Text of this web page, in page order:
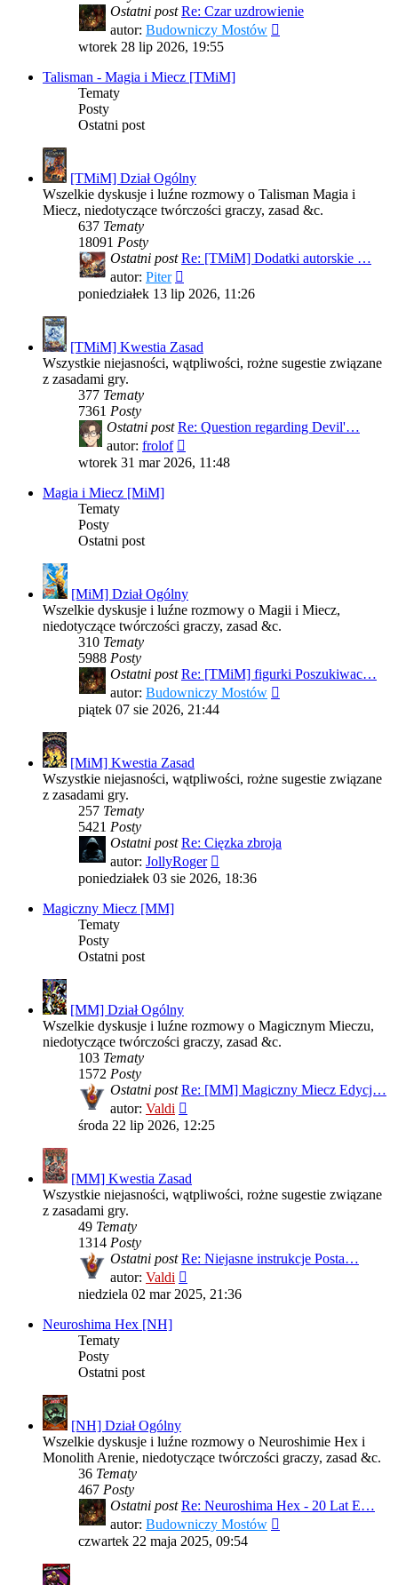
Ostatni post Re: Czar uzdrowienie
autor: Budowniczy Mostów
wtorek 28 lip 2026, 19:55
Talisman - Magia i Miecz [TMiM]
Tematy
Posty
Ostatni post
[TMiM] Dział Ogólny
Wszelkie dyskusje i luźne rozmowy o Talisman Magia i
Miecz, niedotyczące twórczości graczy, zasad &c.
637 Tematy
18091 Posty
Ostatni post Re: [TMiM] Dodatki autorskie …
autor: Piter
najnowszy
poniedziałek 13 lip 2026, 11:26
[TMiM] Kwestia Zasad
Wszystkie niejasności, wątpliwości, rożne sugestie związane
z zasadami gry.
377 Tematy
7361 Posty
Ostatni post Re: Question regarding Devil'…
autor: frolof
najnowszy
post
wtorek 31 mar 2026, 11:48
Magia i Miecz [MiM]
Tematy
Posty
Ostatni post
[MiM] Dział Ogólny
Wszelkie dyskusje i luźne rozmowy o Magii i Miecz,
niedotyczące twórczości graczy, zasad &c.
310 Tematy
5988 Posty
Ostatni post Re: [TMiM] figurki Poszukiwac…
autor: Budowniczy Mostów
piątek 07 sie 2026, 21:44
[MiM] Kwestia Zasad
Wszystkie niejasności, wątpliwości, rożne sugestie związane
z zasadami gry.
257 Tematy
5421 Posty
Ostatni post Re: Cięzka zbroja
autor: JollyRoger
najnowszy
post
poniedziałek 03 sie 2026, 18:36
Magiczny Miecz [MM]
Tematy
Posty
Ostatni post
[MM] Dział Ogólny
Wszelkie dyskusje i luźne rozmowy o Magicznym Mieczu,
niedotyczące twórczości graczy, zasad &c.
103 Tematy
1572 Posty
Ostatni post Re: [MM] Magiczny Miecz Edycj…
autor: Valdi
najnowszy
środa 22 lip 2026, 12:25
[MM] Kwestia Zasad
Wszystkie niejasności, wątpliwości, rożne sugestie związane
z zasadami gry.
49 Tematy
1314 Posty
Ostatni post Re: Niejasne instrukcje Posta…
autor: Valdi
najnowszy
post
niedziela 02 mar 2025, 21:36
Neuroshima Hex [NH]
Tematy
Posty
Ostatni post
[NH] Dział Ogólny
Wszelkie dyskusje i luźne rozmowy o Neuroshimie Hex i
Monolith Arenie, niedotyczące twórczości graczy, zasad &c.
36 Tematy
467 Posty
Ostatni post Re: Neuroshima Hex - 20 Lat E…
autor: Budowniczy Mostów
czwartek 22 maja 2025, 09:54